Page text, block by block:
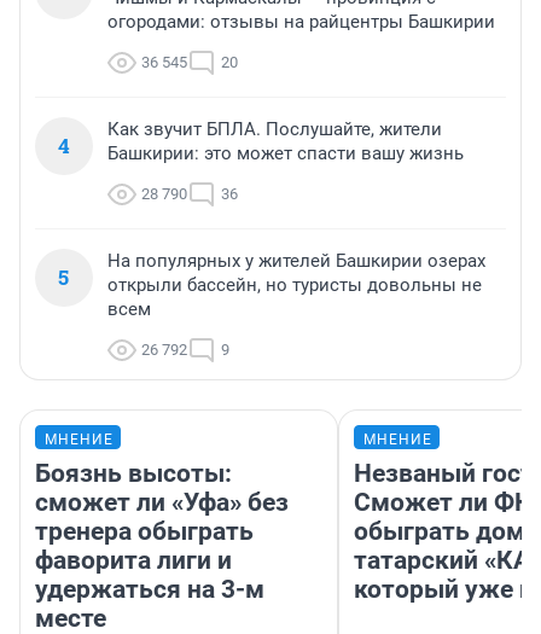
огородами: отзывы на райцентры Башкирии
36 545 20
4
Как звучит БПЛА. Послушайте, жители
Башкирии: это может спасти вашу жизнь
28 790 36
5
На популярных у жителей Башкирии озерах
открыли бассейн, но туристы довольны не
всем
26 792 9
МНЕНИЕ
Боязнь высоты:
сможет ли «Уфа» без
тренера обыграть
фаворита лиги и
удержаться на 3-м
месте
МНЕНИЕ
Незваный
Сможет ли ФК
обыграть дома
татарский
который уже